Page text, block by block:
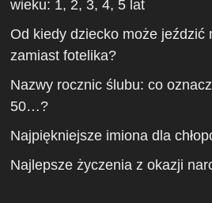
wieku: 1, 2, 3, 4, 5 lat
Od kiedy dziecko może jeździć
zamiast fotelika?
Nazwy rocznic ślubu: co
50…?
Najpiękniejsze imiona dla
Najlepsze życzenia z okazji